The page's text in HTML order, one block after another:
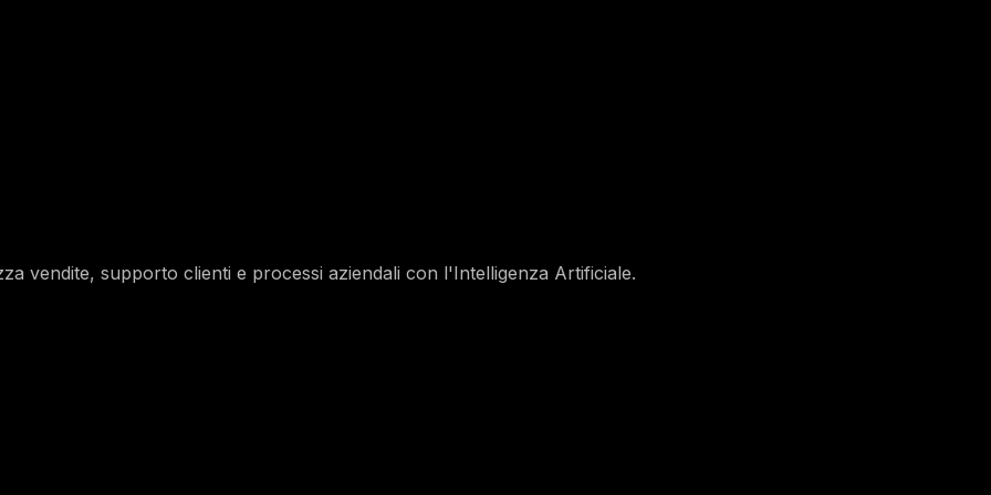
vendite, supporto clienti e processi aziendali con l'Intelligenza Artificiale.